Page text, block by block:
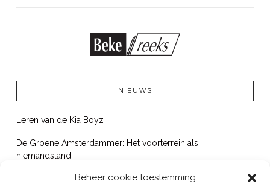
Beheer cookie toestemming
NIEUWS
Leren van de Kia Boyz
De Groene Amsterdammer: Het voorterrein als
niemandsland
Cursus Wapens op school: signaleren, duiden en handelen